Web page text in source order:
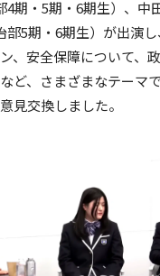
4期・5期・6期生）、中
5期・6期生）が出演し
、安全保障について、
ど、さまざまなテーマ
見交換しました。